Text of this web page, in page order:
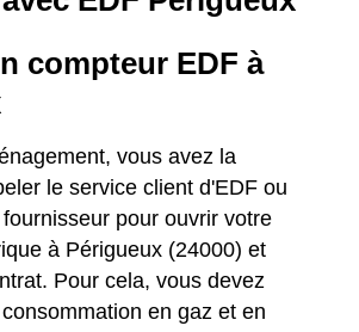
compteur EDF à
vous avez la
le service client d'EDF ou
pour ouvrir votre
à Périgueux (24000) et
Pour cela, vous devez
en gaz et en